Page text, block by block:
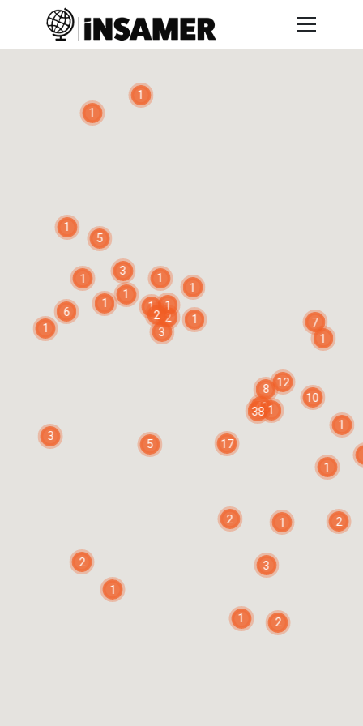
2
3
1
42
7
2
10
2
2
1
12
8
1
2
1
1
3
1
3
17
1
1
1
1
2
1
5
1
1
1
1
3
1
1
6
1
1
5
38